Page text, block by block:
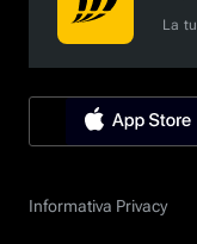
La
Informativa Privacy